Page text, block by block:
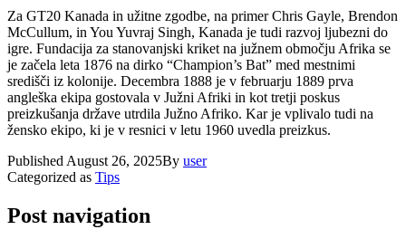
Za GT20 Kanada in užitne zgodbe, na primer Chris Gayle, Brendon
McCullum, in You Yuvraj Singh, Kanada je tudi razvoj ljubezni do
igre. Fundacija za stanovanjski kriket na južnem območju Afrika se
je začela leta 1876 na dirko “Champion’s Bat” med mestnimi
središči iz kolonije. Decembra 1888 je v februarju 1889 prva
angleška ekipa gostovala v Južni Afriki in kot tretji poskus
preizkušanja države utrdila Južno Afriko. Kar je vplivalo tudi na
žensko ekipo, ki je v resnici v letu 1960 uvedla preizkus.
Published August 26, 2025By user
Categorized as Tips
Post navigation